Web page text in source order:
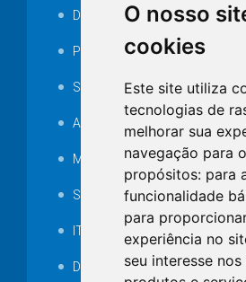
O nosso
cookies
Este site utiliza
tecnologias de
melhorar sua
navegação para
propósitos: para
funcionalidade
para
experiência no
seu interesse nos
Decretos
Portarias
SAMAE
Audiência pública
MANUTENÇÃO DE
Serviços Técnicos TI
ITR
Desapropriações